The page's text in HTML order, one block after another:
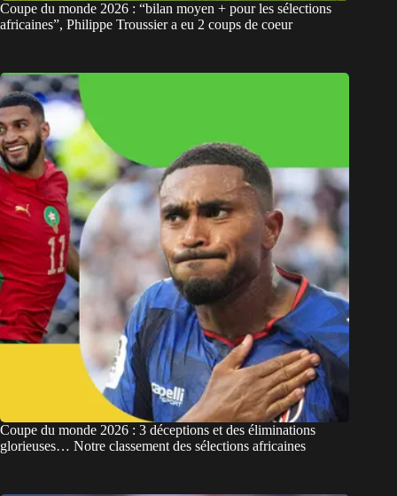
Coupe du monde 2026 : “bilan moyen + pour les sélections
africaines”, Philippe Troussier a eu 2 coups de coeur
Coupe du monde 2026 : 3 déceptions et des éliminations
glorieuses… Notre classement des sélections africaines